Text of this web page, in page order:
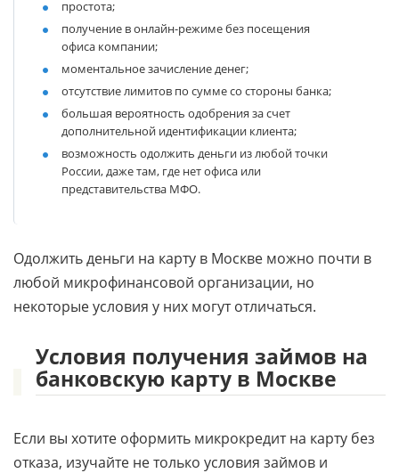
простота;
получение в онлайн-режиме без посещения
офиса компании;
моментальное зачисление денег;
отсутствие лимитов по сумме со стороны банка;
большая вероятность одобрения за счет
дополнительной идентификации клиента;
возможность одолжить деньги из любой точки
России, даже там, где нет офиса или
представительства МФО.
Одолжить деньги на карту в Москве можно почти в
любой микрофинансовой организации, но
некоторые условия у них могут отличаться.
Условия получения займов на
банковскую карту в Москве
Если вы хотите оформить микрокредит на карту без
отказа, изучайте не только условия займов и